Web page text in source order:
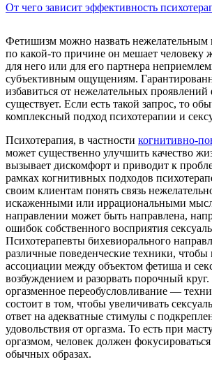
От чего зависит эффективность
Фетишизм можно назвать нежелательным
по какой-то причине он мешает человеку
для него или для его партнера
субъективным ощущениям.
избавиться от нежелательных
существует. Если есть такой запрос, то
комплексный подход психотерапии и
Психотерапия, в частности когнитивно-
может существенно улучшить качество
вызывает дискомфорт и приводит к
рамках когнитивных подходов
своим клиентам понять связь
искаженными или иррациональными
направлении может быть направлена,
ошибок собственного восприятия
Психотерапевты бихевиорального
различные поведенческие техники, чтобы
ассоциации между объектом фетиша и
возбуждением и разорвать порочный
оргазменное переобусловливание —
состоит в том, чтобы увеличивать
ответ на адекватные стимулы с
удовольствия от оргазма. То есть при
оргазмом, человек должен
обычных образах.